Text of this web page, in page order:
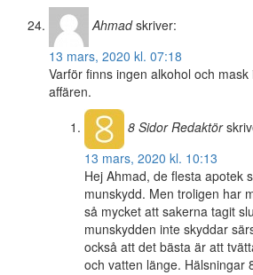
Ahmad skriver:
13 mars, 2020 kl. 07:18
Varför finns ingen alkohol och
affären.
8 SidorRedaktör
13 mars, 2020 kl. 10:13
Hej Ahmad, de flesta apotek
munskydd. Men troligen har
så mycket att sakerna tagit
munskydden inte skyddar
också att det bästa är att
och vatten länge. Hälsningar